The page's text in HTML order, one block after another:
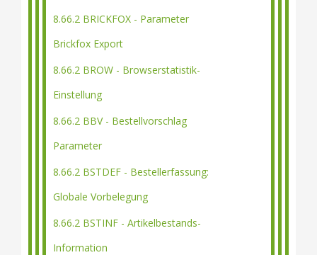
8.66.2 BRICKFOX - Parameter
Brickfox Export
8.66.2 BROW - Browserstatistik-
Einstellung
8.66.2 BBV - Bestellvorschlag
Parameter
8.66.2 BSTDEF - Bestellerfassung:
Globale Vorbelegung
8.66.2 BSTINF - Artikelbestands-
Information